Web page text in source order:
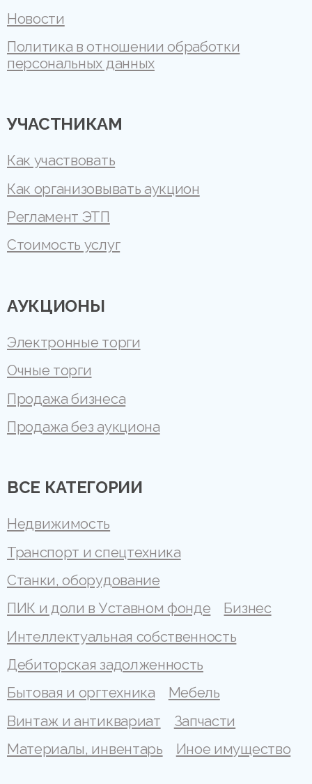
Новости
Политика в отношении обработки
персональных данных
УЧАСТНИКАМ
Как участвовать
Как организовывать аукцион
Регламент ЭТП
Стоимость услуг
АУКЦИОНЫ
Электронные торги
Очные торги
Продажа бизнеса
Продажа без аукциона
ВСЕ КАТЕГОРИИ
Недвижимость
Транспорт и спецтехника
Станки, оборудование
ПИК и доли в Уставном фонде
Бизнес
Интеллектуальная собственность
Дебиторская задолженность
Бытовая и оргтехника
Мебель
Винтаж и антиквариат
Запчасти
Материалы, инвентарь
Иное имущество